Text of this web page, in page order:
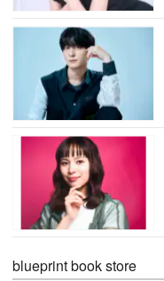
blueprint book store